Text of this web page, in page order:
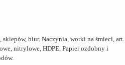
biur. Naczynia, worki na śmieci, art.
nitrylowe, HDPE. Papier ozdobny i